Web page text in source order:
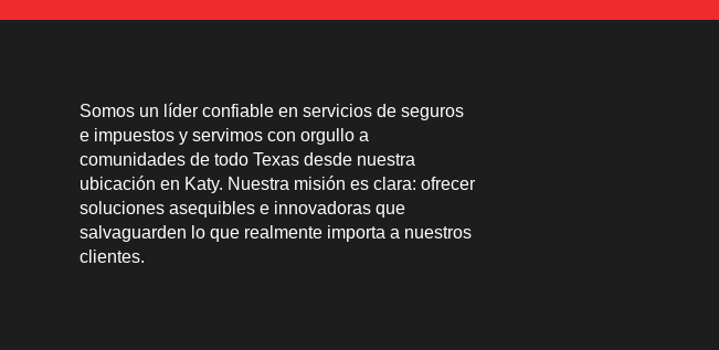
Somos un líder confiable en servicios de seguros
e impuestos y servimos con orgullo a
comunidades de todo Texas desde nuestra
ubicación en Katy. Nuestra misión es clara: ofrecer
soluciones asequibles e innovadoras que
salvaguarden lo que realmente importa a nuestros
clientes.